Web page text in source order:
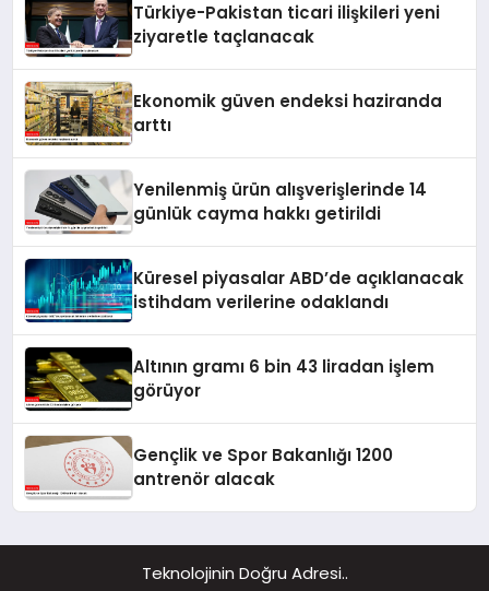
Türkiye-Pakistan ticari ilişkileri yeni
ziyaretle taçlanacak
Ekonomik güven endeksi haziranda
arttı
Yenilenmiş ürün alışverişlerinde 14
günlük cayma hakkı getirildi
Küresel piyasalar ABD’de açıklanacak
istihdam verilerine odaklandı
Altının gramı 6 bin 43 liradan işlem
görüyor
Gençlik ve Spor Bakanlığı 1200
antrenör alacak
Teknolojinin Doğru Adresi..